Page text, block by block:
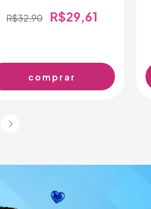
R$32,90 R$29,61